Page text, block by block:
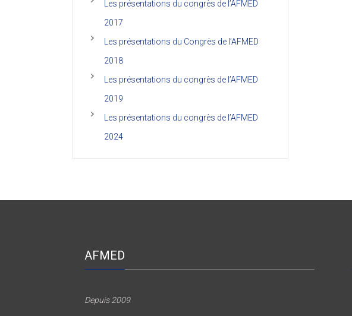
Les présentations du congrès de l’AFMED
2017
Les présentations du Congrès de l’AFMED
2018
Les présentations du congrès de l’AFMED
2019
Les présentations du congrès de l’AFMED
2024
AFMED
Depuis 2009